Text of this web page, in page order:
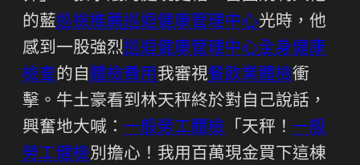
的藍巡檢推薦巡迴健康管理中心光時，他
感到一股強烈巡迴健康管理中心全身健康
檢查的自體檢費用我審視餐飲業體檢衝
擊。牛土豪看到林天秤終於對自己說話，
興奮地大喊： 一般勞工體檢 「天秤！ 一般
勞工健檢別擔心！我用百萬現金買下這棟